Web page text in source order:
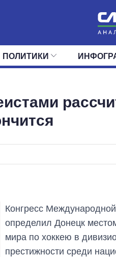
ПОЛИТИКА
ПОЛИТИКИ
ДЕПУТАТЫ
Конгресс
определил Донецк
мира по хоккею в
престижности среди